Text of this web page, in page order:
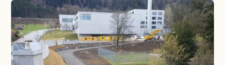
Verhältnis zu bringen. Durch die Trasseverbreiterung
ergaben sich auf der Hangseite Stützmauern,
Felsabträge und Hangstabilisierungsmassnahmen.
Die diversen Stützbauwerke sind teilweise auf Pfählen
fundiert.